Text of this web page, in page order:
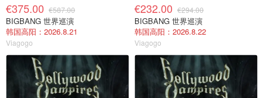
€375.00 €587.00
BIGBANG 世界巡演
韩国高阳：2026.8.21
Viagogo
€232.00 €294.00
BIGBANG 世界巡演
韩国高阳：2026.8.22
Viagogo